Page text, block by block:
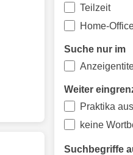
Teilzeit
Home-
Suche nur im
Weiter
Praktika
keine
Suchbegriffe